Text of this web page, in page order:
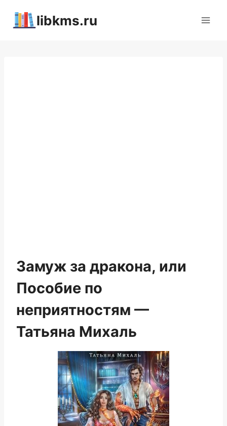
libkms.ru
Замуж за дракона, или
Пособие по
неприятностям —
Татьяна Михаль